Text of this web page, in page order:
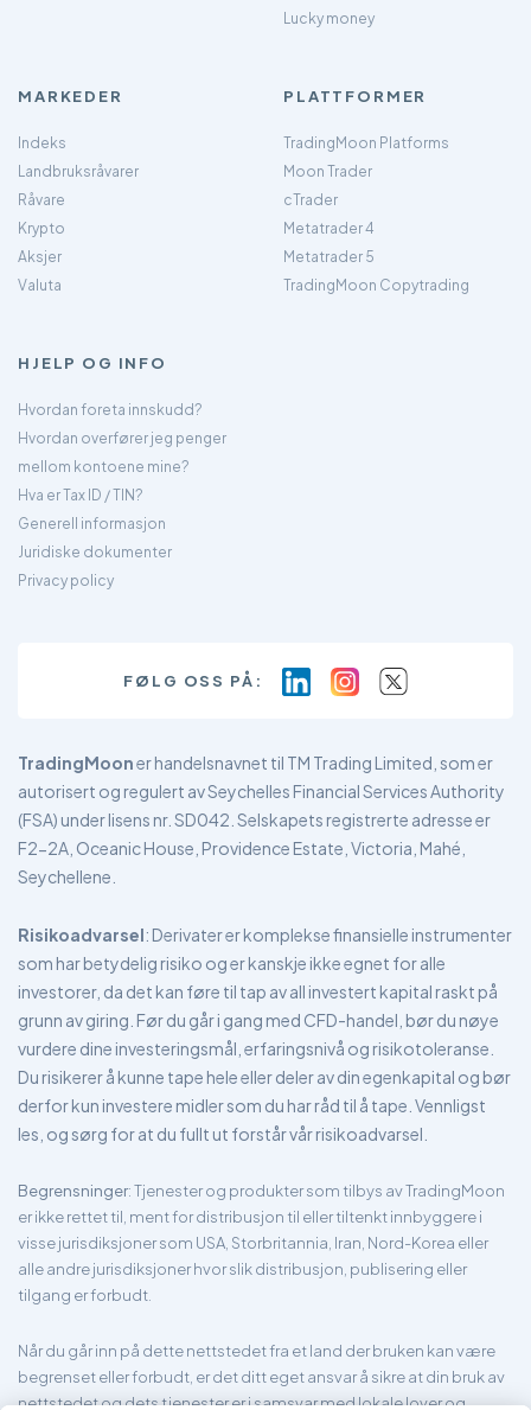
Lucky money
MARKEDER
Indeks
Landbruksråvarer
Råvare
Krypto
Aksjer
Valuta
PLATTFORMER
TradingMoon Platforms
Moon Trader
cTrader
Metatrader 4
Metatrader 5
TradingMoon Copytrading
HJELP OG INFO
Hvordan foreta innskudd?
Hvordan overfører jeg penger
mellom kontoene mine?
Hva er Tax ID / TIN?
Generell informasjon
Juridiske dokumenter
Privacy policy
FØLG OSS PÅ:
TradingMooner handelsnavnet til TM Trading Limited, som er
autorisert og regulert av Seychelles Financial Services Authority
(FSA) under lisens nr. SD042. Selskapets registrerte adresse er
F2-2A, Oceanic House, Providence Estate, Victoria, Mahé,
Seychellene.
Risikoadvarsel: Derivater er komplekse finansielle instrumenter
som har betydelig risiko og er kanskje ikke egnet for alle
investorer, da det kan føre til tap av all investert kapital raskt på
grunn av giring. Før du går i gang med CFD-handel, bør du nøye
vurdere dine investeringsmål, erfaringsnivå og risikotoleranse.
Du risikerer å kunne tape hele eller deler av din egenkapital og bør
derfor kun investere midler som du har råd til å tape. Vennligst
les, og sørg for at du fullt ut forstår vår risikoadvarsel.
Begrensninger: Tjenester og produkter som tilbys av TradingMoon
er ikke rettet til, ment for distribusjon til eller tiltenkt innbyggere i
visse jurisdiksjoner som USA, Storbritannia, Iran, Nord-Korea eller
alle andre jurisdiksjoner hvor slik distribusjon, publisering eller
tilgang er forbudt.
Når du går inn på dette nettstedet fra et land der bruken kan være
begrenset eller forbudt, er det ditt eget ansvar å sikre at din bruk av
nettstedet og dets tjenester er i samsvar med lokale lover og